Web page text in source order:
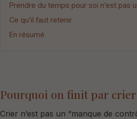
Prendre du temps pour soi n’est pas
Ce qu’il faut retenir
En résumé
Pourquoi on finit par crier
Crier n’est pas un “manque de